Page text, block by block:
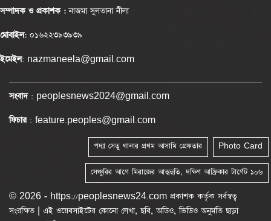
সম্পাদক ও প্রকাশক :নাজমা সুলতানা নীলা
মোবাইল: ০১৬২২৩৯৩৯৩৯
ইমেইল: nazmaneela@gmail.com
সংবাদ: peoplesnews2024@gmail.com
ফিচার: feature.peoples@gmail.com
Photo Card
পদ্মা সেতু থানার প্রথম আসামি গ্রেফতার
সেঞ্চুরির আগে মিরাজের আত্মহুতি, দক্ষিণ আফ্রিকার টার্গেট ১০৬
© 2026 - https://peoplesnews24.com প্রকাশক কর্তৃক সর্বস্বত্ব
সংরক্ষিত | এই ওয়েবসাইটের কোনো লেখা, ছবি, অডিও, ভিডিও অনুমতি ছাড়া